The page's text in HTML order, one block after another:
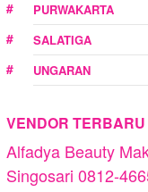
PURWAKARTA
SALATIGA
UNGARAN
VENDOR TERBARU
Alfadya Beauty
Singosari 0812-